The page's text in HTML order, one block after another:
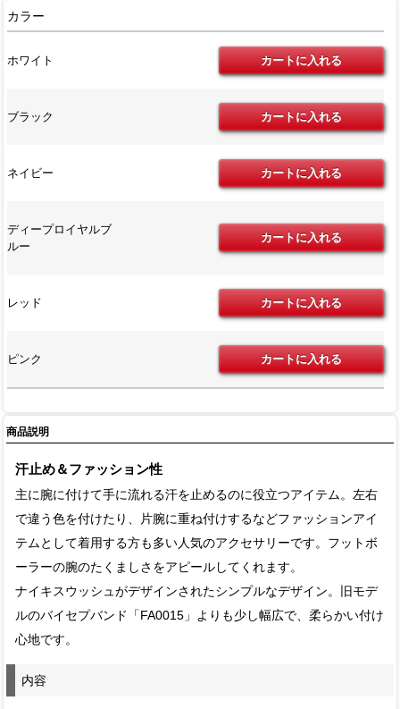
カラー
ホワイト
ブラック
ネイビー
ディープロイヤルブ
ルー
レッド
ピンク
商品説明
汗止め＆ファッション性
主に腕に付けて手に流れる汗を止めるのに役立つアイテム。左右
で違う色を付けたり、片腕に重ね付けするなどファッションアイ
テムとして着用する方も多い人気のアクセサリーです。フットボ
ーラーの腕のたくましさをアピールしてくれます。
ナイキスウッシュがデザインされたシンプルなデザイン。旧モデ
ルのバイセプバンド「FA0015」よりも少し幅広で、柔らかい付け
心地です。
内容